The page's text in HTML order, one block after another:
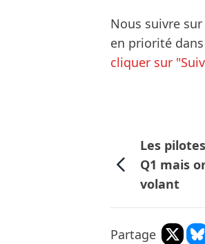
Nous suivre
en priorité
cliquer sur
Les
Q1 mais
volant
Partage